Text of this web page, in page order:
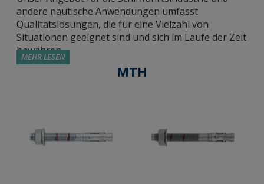
andere nautische Anwendungen umfasst
Qualitätslösungen, die für eine Vielzahl von
Situationen geeignet sind und sich im Laufe der Zeit
bewähren.
Spreizdübel mit Außengewinde (MT), Spreizdübel
mit Innengewinde (HE), Schrauben für die direkte
MEHR LESEN
MTH